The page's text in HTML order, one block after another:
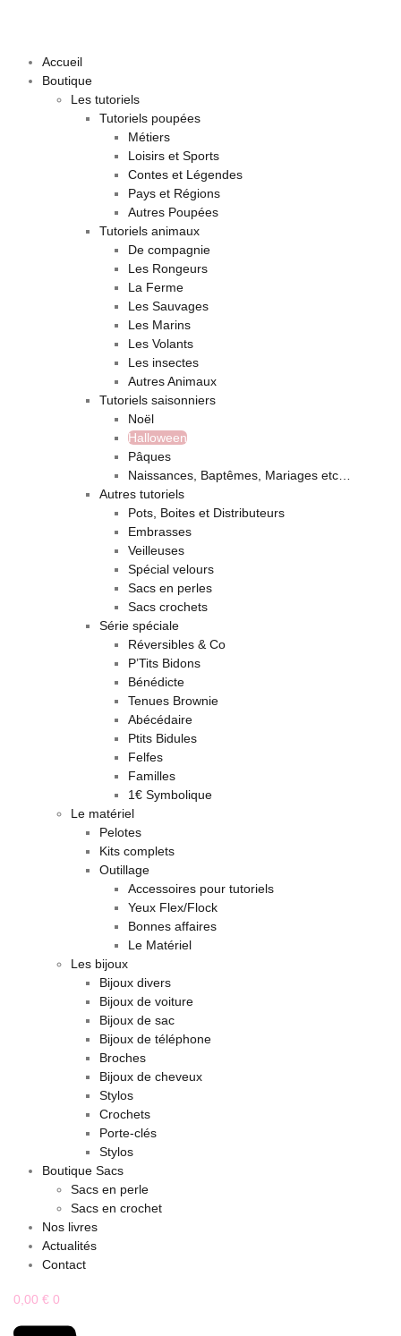
Accueil
Boutique
Les tutoriels
Tutoriels poupées
Métiers
Loisirs et Sports
Contes et Légendes
Pays et Régions
Autres Poupées
Tutoriels animaux
De compagnie
Les Rongeurs
La Ferme
Les Sauvages
Les Marins
Les Volants
Les insectes
Autres Animaux
Tutoriels saisonniers
Noël
Halloween
Pâques
Naissances, Baptêmes, Mariages etc…
Autres tutoriels
Pots, Boites et Distributeurs
Embrasses
Veilleuses
Spécial velours
Sacs en perles
Sacs crochets
Série spéciale
Réversibles & Co
P’Tits Bidons
Bénédicte
Tenues Brownie
Abécédaire
Ptits Bidules
Felfes
Familles
1€ Symbolique
Le matériel
Pelotes
Kits complets
Outillage
Accessoires pour tutoriels
Yeux Flex/Flock
Bonnes affaires
Le Matériel
Les bijoux
Bijoux divers
Bijoux de voiture
Bijoux de sac
Bijoux de téléphone
Broches
Bijoux de cheveux
Stylos
Crochets
Porte-clés
Stylos
Boutique Sacs
Sacs en perle
Sacs en crochet
Nos livres
Actualités
Contact
0,00 € 0